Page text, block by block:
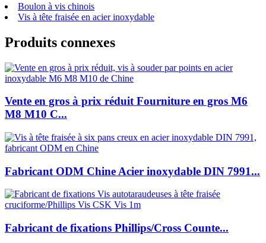
Boulon à vis chinois
Vis à tête fraisée en acier inoxydable
Produits connexes
Vente en gros à prix réduit Fourniture en gros M6
M8 M10 C...
Fabricant ODM Chine Acier inoxydable DIN 7991...
Fabricant de fixations Phillips/Cross Counte...